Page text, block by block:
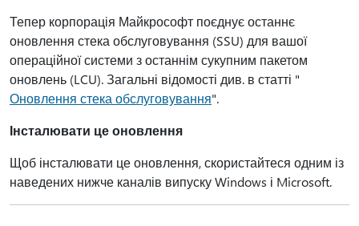
Тепер корпорація Майкрософт поєднує останнє
оновлення стека обслуговування (SSU) для вашої
операційної системи з останнім сукупним пакетом
оновлень (LCU). Загальні відомості див. в статті "
Оновлення стека обслуговування".
Інсталювати це оновлення
Щоб інсталювати це оновлення, скористайтеся одним із
наведених нижче каналів випуску Windows і Microsoft.